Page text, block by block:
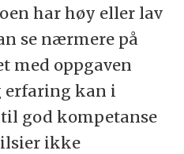
har høy eller lav
se nærmere på
med oppgaven
erfaring kan i
god kompetanse
ikke